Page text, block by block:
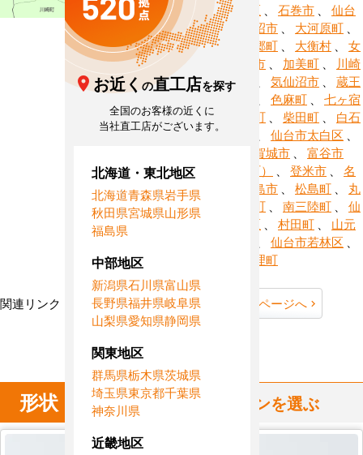
仙台市青葉区 石巻市
仙台
市泉区、 岩沼市 大河原町
大崎市
大郷町 大衡村
女
川町
角田市 加美町
川崎
町、栗原市 気仙沼市
蔵王
色麻町
七ヶ宿
町、 七ヶ浜町 柴田町
白石
市、仙台市 仙台市太白区
多賀城市
富谷市
（旧・富谷町）
登米市
名
取市
東松島市 松島町
丸
森町
美里町 南三陸町
仙
台市宮城野区
村田町
山元
仙台市若林区
亘理町
関連リンク： TOPページへ
宮城県全域ページへ
形状 からハウジングエアコンを選ぶ
お近くの直工店を探す
全国のお客様の近くに
当社直工店がございます。
北海道・東北地区
北海道青森県岩手県
秋田県宮城県山形県
福島県
中部地区
新潟県石川県富山県
長野県福井県岐阜県
山梨県愛知県静岡県
関東地区
群馬県栃木県茨城県
埼玉県東京都千葉県
神奈川県
近畿地区